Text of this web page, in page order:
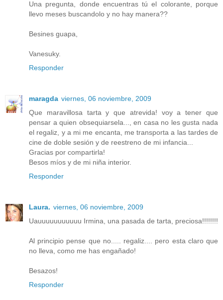
Una pregunta, donde encuentras tú el colorante, porque
llevo meses buscandolo y no hay manera??
Besines guapa,
Vanesuky.
Responder
maragda viernes, 06 noviembre, 2009
Que maravillosa tarta y que atrevida! voy a tener que
pensar a quien obsequiarsela..., en casa no les gusta nada
el regaliz, y a mi me encanta, me transporta a las tardes de
cine de doble sesión y de reestreno de mi infancia...
Gracias por compartirla!
Besos míos y de mi niña interior.
Responder
Laura. viernes, 06 noviembre, 2009
Uauuuuuuuuuuu Irmina, una pasada de tarta, preciosa!!!!!!!!
Al principio pense que no..... regaliz.... pero esta claro que
no lleva, como me has engañado!
Besazos!
Responder